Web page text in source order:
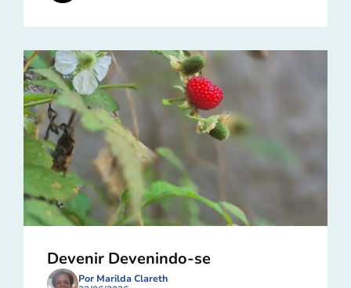
Devenir Devenindo-se
Por Marilda Clareth